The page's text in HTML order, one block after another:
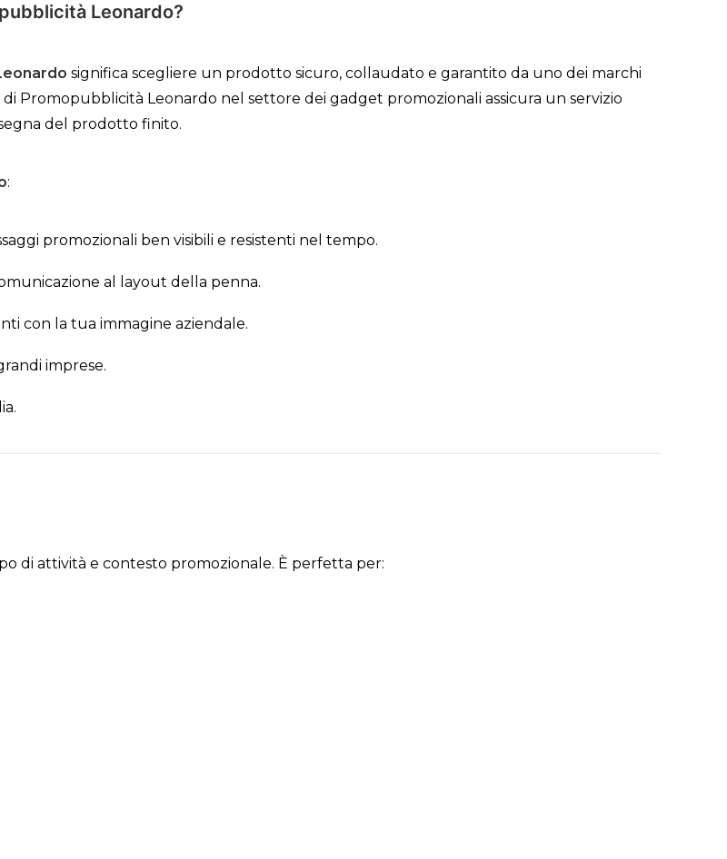
Leonardo?
significa scegliere un prodotto sicuro, collaudato e garantito da uno dei marchi
Promopubblicità Leonardo nel settore dei gadget promozionali assicura un servizio
del prodotto finito.
:
promozionali ben visibili e resistenti nel tempo.
al layout della penna.
con la tua immagine aziendale.
imprese.
di attività e contesto promozionale. È perfetta per: